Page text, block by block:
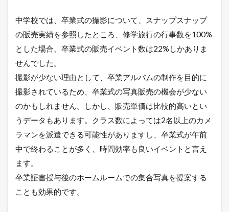
中学校では、卒業式の撮影について、スナップスナップ
の販売実績を参照したところ、修学旅行の行事数を100%
とした場合、卒業式の販売イベント数は22%しかありま
せんでした。
撮影が少ない理由として、卒業アルバムの制作を目的に
撮影されているため、卒業式の写真販売の機会が少ない
のかもしれません。しかし、販売単価は比較的高いとい
うデータもあります。クラス数によっては2名以上のカメ
ラマンを派遣できる可能性がありますし、卒業式が午前
中で終わることが多く、時間効率も良いイベントと言え
ます。
卒業証書授与後のホームルームでの集合写真を提案する
ことも効果的です。